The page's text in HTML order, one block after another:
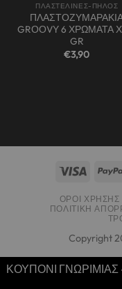
ΠΛΑΣΤΕΛΙΝΕΣ-ΠΗΛΟΣ
GRΟΟVΥ 6 ΧΡΩΜΑΤΑ
GR
€3,90
ΌΡΟΙ ΧΡΉΣΗΣ
ΠΟΛΙΤΙΚΉ
Copyright
ΚΟΥΠΟΝΙ ΓΝΩΡΙΜΙΑΣ